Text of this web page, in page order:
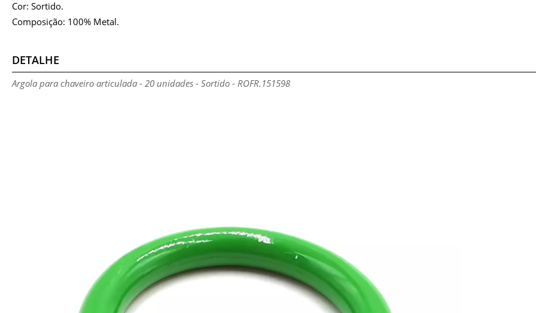
Cor: Sortido.
Composição: 100% Metal.
DETALHE
Argola para chaveiro articulada - 20 unidades - Sortido - ROFR.151598